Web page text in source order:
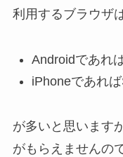
利用するブラウザ
Androidであれ
iPhoneであれ
が多いと思います
がもらえませんの